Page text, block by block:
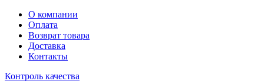
О компании
Оплата
Возврат товара
Доставка
Контакты
Контроль качества